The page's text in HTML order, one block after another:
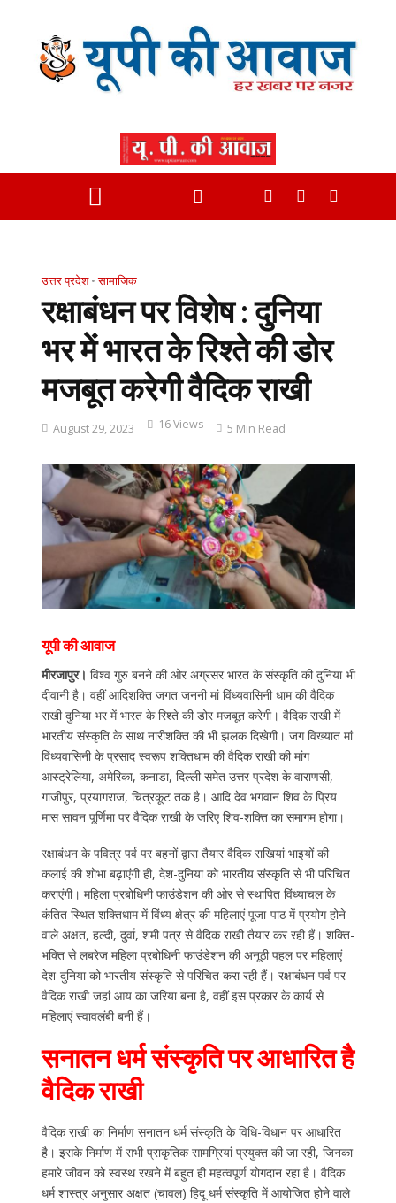
उत्तर प्रदेश • सामाजिक
रक्षाबंधन पर विशेष : दुनिया
भर में भारत के रिश्ते की डोर
मजबूत करेगी वैदिक राखी
August 29, 2023 16 Views 5 Min Read
यूपी की आवाज
मीरजापुर। विश्व गुरु बनने की ओर अग्रसर भारत के संस्कृति की दुनिया भी
दीवानी है। वहीं आदिशक्ति जगत जननी मां विंध्यवासिनी धाम की वैदिक
राखी दुनिया भर में भारत के रिश्ते की डोर मजबूत करेगी। वैदिक राखी में
भारतीय संस्कृति के साथ नारीशक्ति की भी झलक दिखेगी। जग विख्यात मां
विंध्यवासिनी के प्रसाद स्वरूप शक्तिधाम की वैदिक राखी की मांग
आस्ट्रेलिया, अमेरिका, कनाडा, दिल्ली समेत उत्तर प्रदेश के वाराणसी,
गाजीपुर, प्रयागराज, चित्रकूट तक है। आदि देव भगवान शिव के प्रिय
मास सावन पूर्णिमा पर वैदिक राखी के जरिए शिव-शक्ति का समागम होगा।
रक्षाबंधन के पवित्र पर्व पर बहनों द्वारा तैयार वैदिक राखियां भाइयों की
कलाई की शोभा बढ़ाएंगी ही, देश-दुनिया को भारतीय संस्कृति से भी परिचित
कराएंगी। महिला प्रबोधिनी फाउंडेशन की ओर से स्थापित विंध्याचल के
कंतित स्थित शक्तिधाम में विंध्य क्षेत्र की महिलाएं पूजा-पाठ में प्रयोग होने
वाले अक्षत, हल्दी, दुर्वा, शमी पत्र से वैदिक राखी तैयार कर रही हैं। शक्ति-
भक्ति से लबरेज महिला प्रबोधिनी फाउंडेशन की अनूठी पहल पर महिलाएं
देश-दुनिया को भारतीय संस्कृति से परिचित करा रही हैं। रक्षाबंधन पर्व पर
वैदिक राखी जहां आय का जरिया बना है, वहीं इस प्रकार के कार्य से
महिलाएं स्वावलंबी बनी हैं।
सनातन धर्म संस्कृति पर आधारित है
वैदिक राखी
वैदिक राखी का निर्माण सनातन धर्म संस्कृति के विधि-विधान पर आधारित
है। इसके निर्माण में सभी प्राकृतिक सामग्रियां प्रयुक्त की जा रही, जिनका
हमारे जीवन को स्वस्थ रखने में बहुत ही महत्वपूर्ण योगदान रहा है। वैदिक
धर्म शास्त्र अनुसार अक्षत (चावल) हिदू धर्म संस्कृति में आयोजित होने वाले